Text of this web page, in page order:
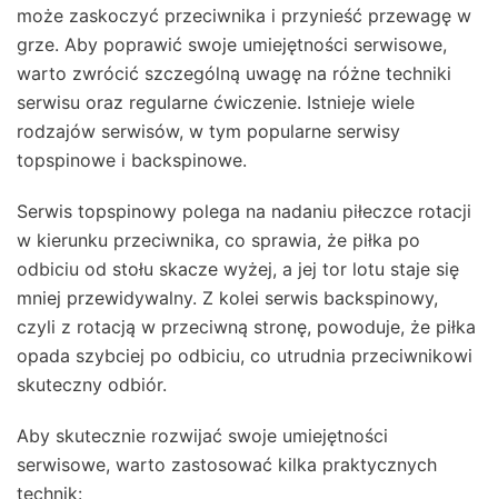
może zaskoczyć przeciwnika i przynieść przewagę w
grze. Aby poprawić swoje umiejętności serwisowe,
warto zwrócić szczególną uwagę na różne techniki
serwisu oraz regularne ćwiczenie. Istnieje wiele
rodzajów serwisów, w tym popularne serwisy
topspinowe i backspinowe.
Serwis topspinowy polega na nadaniu piłeczce rotacji
w kierunku przeciwnika, co sprawia, że piłka po
odbiciu od stołu skacze wyżej, a jej tor lotu staje się
mniej przewidywalny. Z kolei serwis backspinowy,
czyli z rotacją w przeciwną stronę, powoduje, że piłka
opada szybciej po odbiciu, co utrudnia przeciwnikowi
skuteczny odbiór.
Aby skutecznie rozwijać swoje umiejętności
serwisowe, warto zastosować kilka praktycznych
technik: